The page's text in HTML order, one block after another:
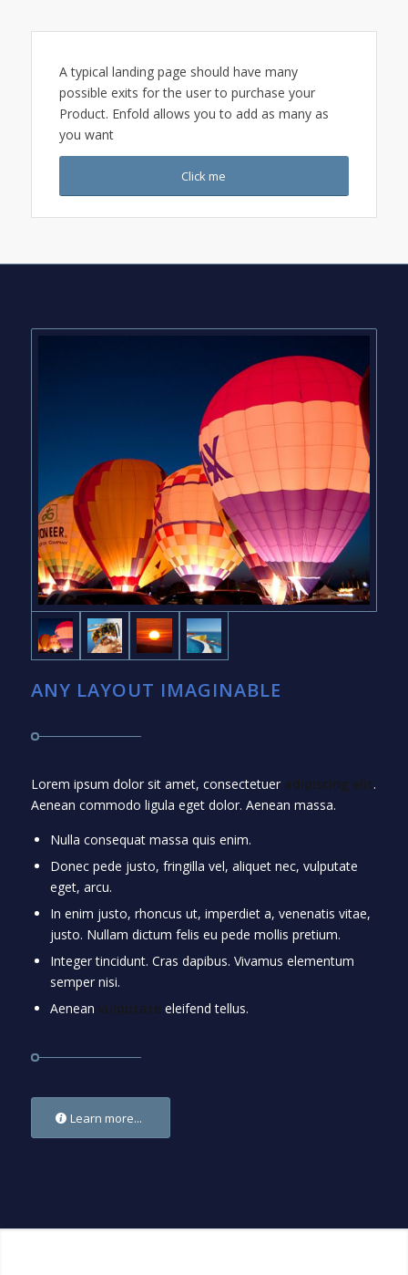
A typical landing page should have many
possible exits for the user to purchase your
Product. Enfold allows you to add as many as
you want
Click me
ANY LAYOUT IMAGINABLE
Lorem ipsum dolor sit amet, consectetuer adipiscing elit.
Aenean commodo ligula eget dolor. Aenean massa.
Nulla consequat massa quis enim.
Donec pede justo, fringilla vel, aliquet nec, vulputate
eget, arcu.
In enim justo, rhoncus ut, imperdiet a, venenatis vitae,
justo. Nullam dictum felis eu pede mollis pretium.
Integer tincidunt. Cras dapibus. Vivamus elementum
semper nisi.
Aenean vulputate eleifend tellus.
Learn more...